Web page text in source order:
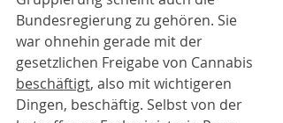
Bundesregierung zu gehören. Sie
war ohnehin gerade mit der
gesetzlichen Freigabe von Cannabis
beschäftigt, also mit wichtigeren
Dingen, beschäftig. Selbst von der